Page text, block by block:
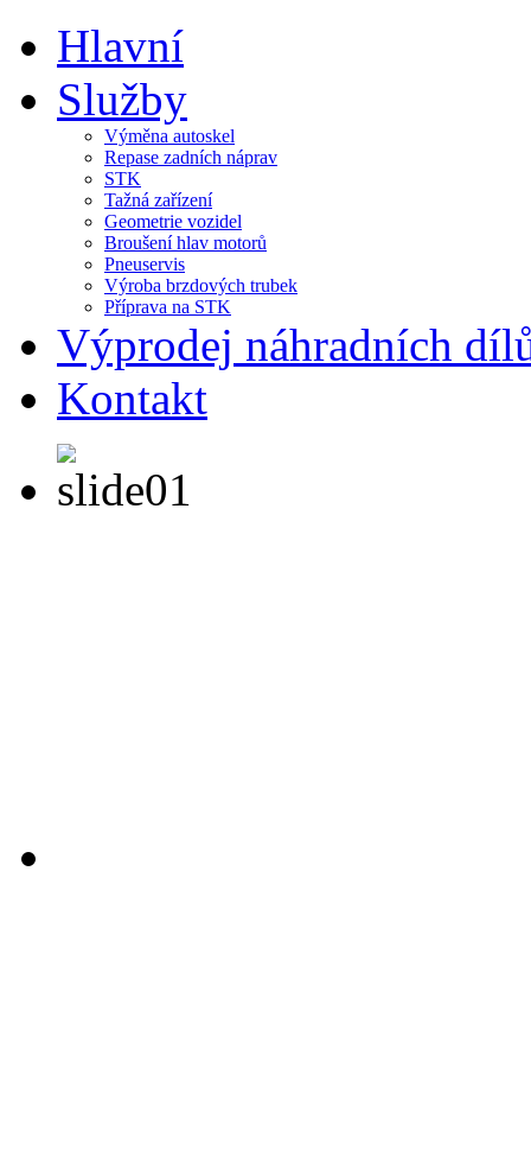
Hlavní
Služby
Výměna autoskel
Repase zadních náprav
STK
Tažná zařízení
Geometrie vozidel
Broušení hlav motorů
Pneuservis
Výroba brzdových trubek
Příprava na STK
Výprodej náhradních
Kontakt